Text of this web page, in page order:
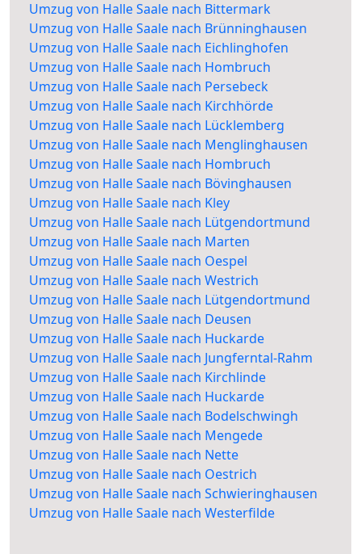
Umzug von Halle Saale nach Bittermark
Umzug von Halle Saale nach Brünninghausen
Umzug von Halle Saale nach Eichlinghofen
Umzug von Halle Saale nach Hombruch
Umzug von Halle Saale nach Persebeck
Umzug von Halle Saale nach Kirchhörde
Umzug von Halle Saale nach Lücklemberg
Umzug von Halle Saale nach Menglinghausen
Umzug von Halle Saale nach Hombruch
Umzug von Halle Saale nach Bövinghausen
Umzug von Halle Saale nach Kley
Umzug von Halle Saale nach Lütgendortmund
Umzug von Halle Saale nach Marten
Umzug von Halle Saale nach Oespel
Umzug von Halle Saale nach Westrich
Umzug von Halle Saale nach Lütgendortmund
Umzug von Halle Saale nach Deusen
Umzug von Halle Saale nach Huckarde
Umzug von Halle Saale nach Jungferntal-Rahm
Umzug von Halle Saale nach Kirchlinde
Umzug von Halle Saale nach Huckarde
Umzug von Halle Saale nach Bodelschwingh
Umzug von Halle Saale nach Mengede
Umzug von Halle Saale nach Nette
Umzug von Halle Saale nach Oestrich
Umzug von Halle Saale nach Schwieringhausen
Umzug von Halle Saale nach Westerfilde